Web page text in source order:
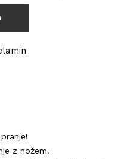
z nožem!